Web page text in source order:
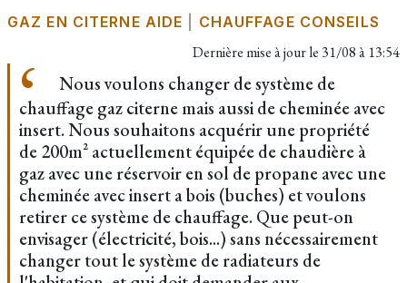
GAZ EN CITERNE AIDE CHAUFFAGE CONSEILS
Dernière mise à jour le 31/08 à 13:54
Nous voulons changer de système de
chauffage gaz citerne mais aussi de cheminée avec
insert. Nous souhaitons acquérir une propriété
de 200m² actuellement équipée de chaudière à
gaz avec une réservoir en sol de propane avec une
cheminée avec insert a bois (buches) et voulons
retirer ce système de chauffage. Que peut-on
envisager (électricité, bois...) sans nécessairement
changer tout le système de radiateurs de